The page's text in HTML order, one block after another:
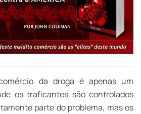
da droga é apenas um
os traficantes são controlados
parte do problema, mas os